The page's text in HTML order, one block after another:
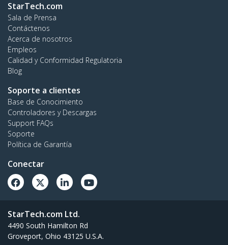
StarTech.com
Sala de Prensa
Contáctenos
Acerca de nosotros
Empleos
Calidad y Conformidad Regulatoria
Blog
Soporte a clientes
Base de Conocimiento
Controladores y Descargas
Support FAQs
Soporte
Política de Garantía
Conectar
StarTech.com Ltd.
4490 South Hamilton Rd
Groveport, Ohio 43125 U.S.A.